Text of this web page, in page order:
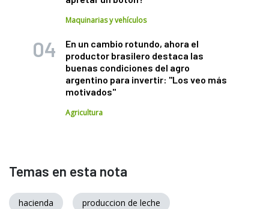
Maquinarias y vehículos
En un cambio rotundo, ahora el
productor brasilero destaca las
buenas condiciones del agro
argentino para invertir: "Los veo más
motivados"
Agricultura
Temas en esta nota
hacienda produccion de leche